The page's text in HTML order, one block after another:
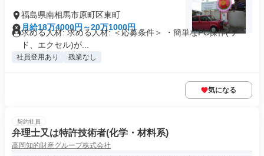
福島県南相馬市原町区東町
月給18万4000円～20万1000円
求める人材: 求める人材: ＜応募条件＞ ・簡単なPC操作(ワー
ド、エクセル)が...
社員登用あり 残業なし
気になる
契約社員
弁理士又は特許技術者(化学・材料系)
高岡知的財産グループ株式会社